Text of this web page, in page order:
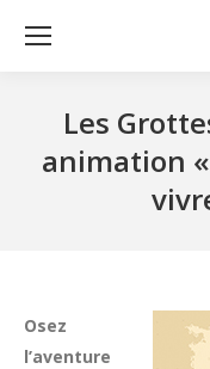
Les
animation
Osez
l’aventure